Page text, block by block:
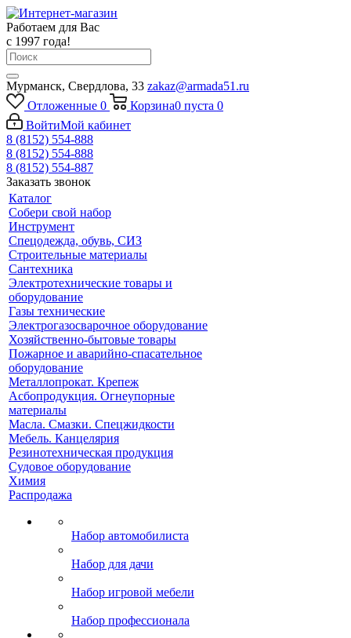
Работаем для Вас
с 1997 года!
Мурманск, Свердлова, 33 zakaz@armada51.ru
Отложенные 0 Корзина0 пуста 0
ВойтиМой кабинет
8 (8152) 554-888
8 (8152) 554-888
8 (8152) 554-887
Заказать звонок
Каталог
Собери свой набор
Инструмент
Спецодежда, обувь, СИЗ
Строительные материалы
Сантехника
Электротехнические товары и
оборудование
Газы технические
Электрогазосварочное оборудование
Хозяйственно-бытовые товары
Пожарное и аварийно-спасательное
оборудование
Металлопрокат. Крепеж
Асбопродукция. Огнеупорные
материалы
Масла. Смазки. Спецжидкости
Мебель. Канцелярия
Резинотехническая продукция
Судовое оборудование
Химия
Распродажа
Набор автомобилиста
Набор для дачи
Набор игровой мебели
Набор профессионала